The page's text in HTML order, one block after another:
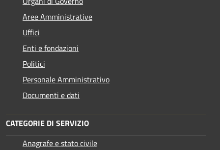
Aree Amministrative
Uffici
Enti e fondazioni
Politici
Personale Amministrativo
Documenti e dati
CATEGORIE DI SERVIZIO
Anagrafe e stato civile